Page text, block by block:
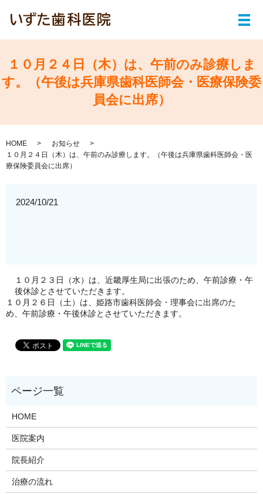
メ
１０月２４日（木）は、午前のみ診療しま
す。（午後は兵庫県歯科医師会・医療保険委
員会に出席）
HOME
お知らせ
１０月２４日（木）は、午前のみ診療します。（午後は兵庫県歯科医師会・医
療保険委員会に出席）
2024/10/21
１０月２３日（水）は、近畿厚生局に出張のため、午前診療・午
後休診とさせていただきます。
１０月２６日（土）は、姫路市歯科医師会・理事会に出席のた
め、午前診療・午後休診とさせていただきます。
HOME
医院案内
院長紹介
治療の流れ